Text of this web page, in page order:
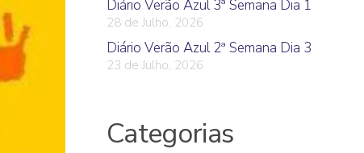
Diário Verão Azul 3ª Semana Dia 1
28 de Julho, 2026
Diário Verão Azul 2ª Semana Dia 3
23 de Julho, 2026
Categorias